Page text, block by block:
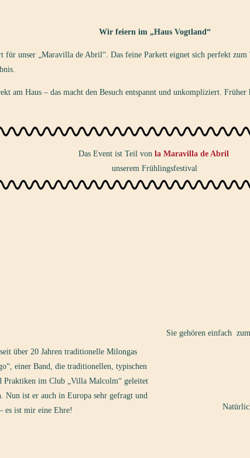
Wir feiern im „Haus Vogtland“
für unser „Maravilla de Abril“. Das feine Parkett eignet sich perfekt
am Haus – das macht den Besuch entspannt und unkompliziert.
Das Event ist Teil von la Maravilla de Abril
unserem Frühlingsfestival
über 20 Jahren traditionelle Milongas
einer Band, die traditionellen, typischen
Praktiken im Club „Villa Malcolm“ geleitet
Nun ist er auch in Europa sehr gefragt und
es ist mir eine Ehre!
Sie gehören einfach